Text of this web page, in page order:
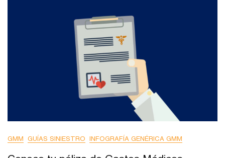
GMM GUÍAS SINIESTRO INFOGRAFÍA GENÉRICA GMM